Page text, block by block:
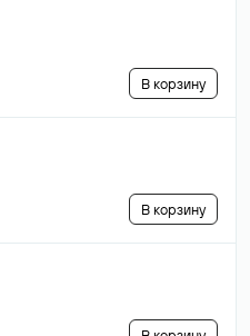
В корзину
В корзину